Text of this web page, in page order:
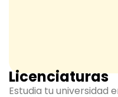
Licenciaturas
Estudia tu universidad